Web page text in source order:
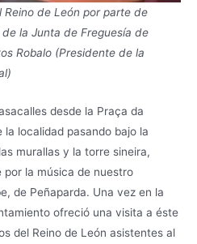
de León por parte de
la Junta de Freguesía de
Robalo (Presidente de la
desde la Praça da
localidad pasando bajo la
murallas y la torre sineira,
por la música de nuestro
de Peñaparda. Una vez en la
ofreció una visita a éste
del Reino de León asistentes al